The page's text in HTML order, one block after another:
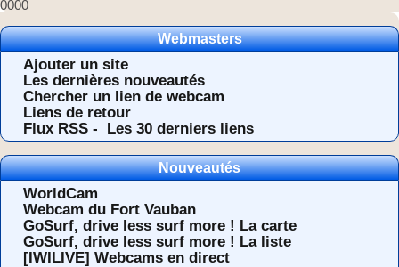
0000
Webmasters
Ajouter un site
Les dernières nouveautés
Chercher un lien de webcam
Liens de retour
Flux RSS -
Les 30 derniers liens
Nouveautés
WorldCam
Webcam du Fort Vauban
GoSurf, drive less surf more ! La carte
GoSurf, drive less surf more ! La liste
[IWILIVE] Webcams en direct